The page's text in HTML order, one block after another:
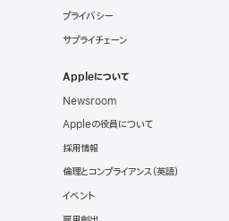
プライバシー
サプライチェーン
Appleについて
Newsroom
Appleの役員について
採用情報
倫理とコンプライアンス（英語）
イベント